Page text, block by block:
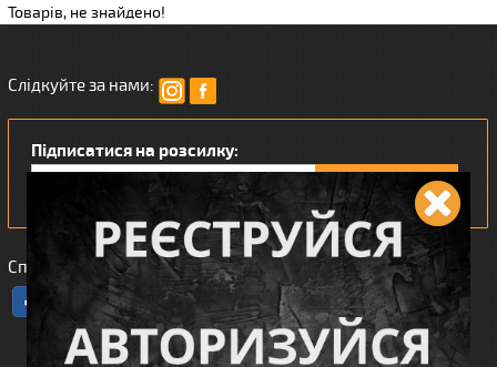
Товарів, не знайдено!
Слідкуйте за нами:
Підписатися на розсилку:
Сподобався наш інтернет магазин?